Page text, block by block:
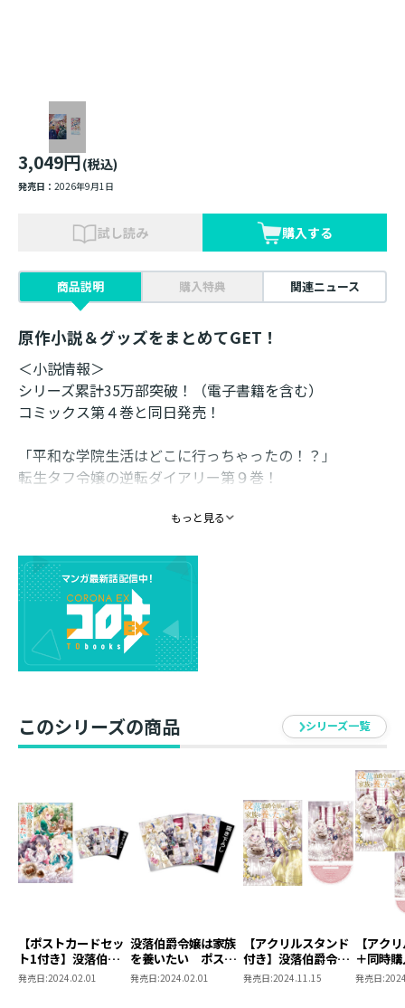
3,049円(税込)
発売日： 2026年9月1日
試し読み 購入する
商品説明 購入特典 関連ニュース
原作小説＆グッズをまとめてGET！
＜小説情報＞
シリーズ累計35万部突破！（電子書籍を含む）
コミックス第４巻と同日発売！
「平和な学院生活はどこに行っちゃったの！？」
転生タフ令嬢の逆転ダイアリー第９巻！
を名乗る。前例なき道を歩む決意を固めたゲルトルード
は、ようやく帰宅できた自分を抱きしめてくれる母と妹
のためにもとその決意を新たにした。帰宅後は、ずっと
作りたかったキャラメルと林檎の薔薇パイも屋敷のみん
なに振る舞えて満足。ところが、学院へ復帰したとたん
事件発生！ 仲良しのドロテアちゃんと一緒に乗馬の補
まも参加してきちゃった。さらには王太子殿下までご登
場だなんて、いったいどうなってるの！？
学院生活も波乱の予感。転生タフ令嬢の逆転ダイアリー
第９巻！
＜アクリルスタンド情報＞
原作イラストを使用したアクリルスタンドが登場！
椎名咲月先生の可愛らしいイラストを気軽に飾ってお楽
しみください！
もっと見る
このシリーズの商品 シリーズ一覧
【ポストカードセッ
ト1付き】没落伯爵
令嬢は家族を養いた
い3
発売日:2024.02.01
没落伯爵令嬢は家族
を養いたい ポスト
カードセット1
発売日:2024.02.01
【アクリルスタンド
付き】没落伯爵令嬢
は家族を養いたい5
発売日:2024.11.15
【アク
＋同時
き】没
家族を
発売日: